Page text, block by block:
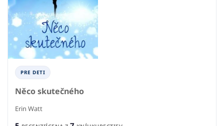
PRE DETI
Něco skutečného
Erin Watt